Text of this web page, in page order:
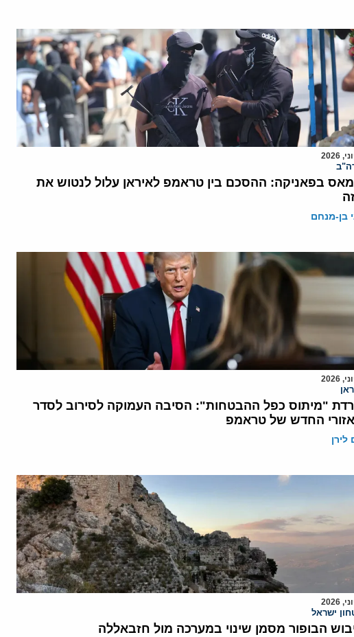
בפאניקה: ההסכם בין טראמפ לאיראן עלול לנטוש את
בן-מנחם
"מיתוס כפל ההבטחות": הסיבה העמוקה לסירוב לסדר
החדש של טראמפ
לירן
ישראל
הבופור מסמן שינוי במערכה מול חזבאללה